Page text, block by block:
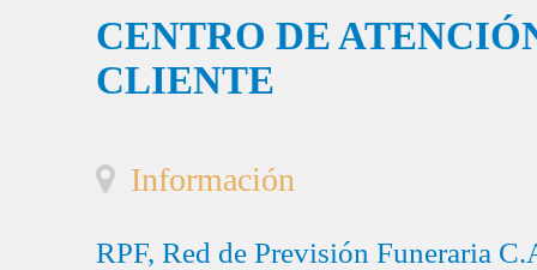
CENTRO DE
CLIENTE
Información
RPF, Red de Previsión Funeraria